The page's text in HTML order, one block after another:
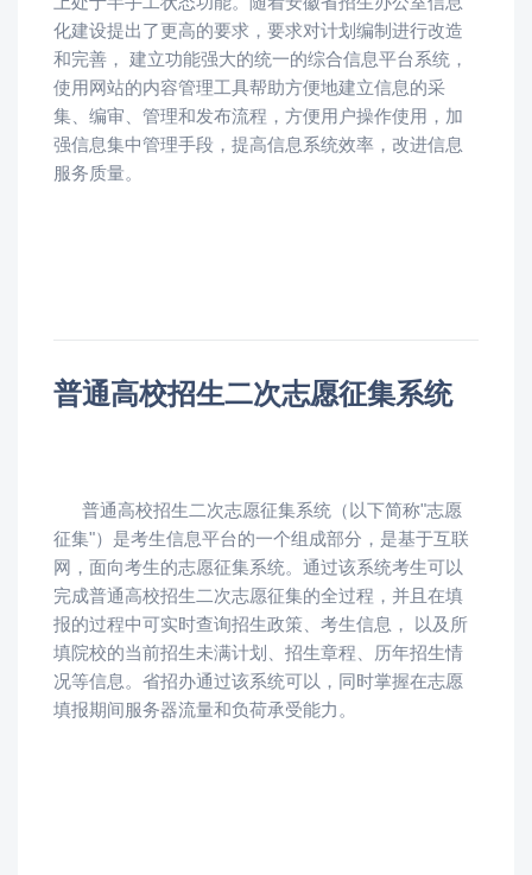
化建设提出了更高的要求，要求对计划编制进行改造
和完善， 建立功能强大的统一的综合信息平台系统，
使用网站的内容管理工具帮助方便地建立信息的采
集、编审、管理和发布流程，方便用户操作使用，加
强信息集中管理手段，提高信息系统效率，改进信息
服务质量。
普通高校招生二次志愿征集系统
普通高校招生二次志愿征集系统（以下简称"志愿
征集"）是考生信息平台的一个组成部分，是基于互联
网，面向考生的志愿征集系统。通过该系统考生可以
完成普通高校招生二次志愿征集的全过程，并且在填
报的过程中可实时查询招生政策、考生信息， 以及所
填院校的当前招生未满计划、招生章程、历年招生情
况等信息。省招办通过该系统可以，同时掌握在志愿
填报期间服务器流量和负荷承受能力。